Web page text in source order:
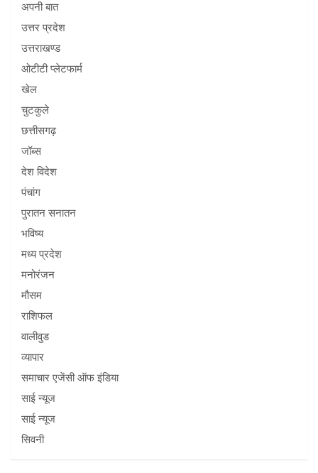
अपनी बात
उत्तर प्रदेश
उत्तराखण्ड
ओटीटी प्लेटफार्म
खेल
चुटकुले
छत्तीसगढ़
जॉब्स
देश विदेश
पंचांग
पुरातन सनातन
भविष्य
मध्य प्रदेश
मनोरंजन
मौसम
राशिफल
वालीवुड
व्यापार
समाचार एजेंसी ऑफ इंडिया
साई न्यूज
साई न्यूज
सिवनी